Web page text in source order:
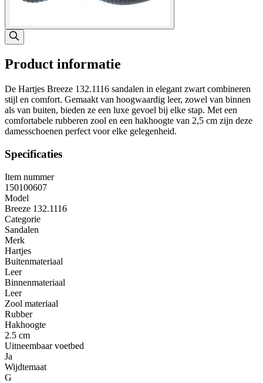
Product informatie
De Hartjes Breeze 132.1116 sandalen in elegant zwart combineren
stijl en comfort. Gemaakt van hoogwaardig leer, zowel van binnen
als van buiten, bieden ze een luxe gevoel bij elke stap. Met een
comfortabele rubberen zool en een hakhoogte van 2,5 cm zijn deze
damesschoenen perfect voor elke gelegenheid.
Specificaties
Item nummer
150100607
Model
Breeze 132.1116
Categorie
Sandalen
Merk
Hartjes
Buitenmateriaal
Leer
Binnenmateriaal
Leer
Zool materiaal
Rubber
Hakhoogte
2.5 cm
Uitneembaar voetbed
Ja
Wijdtemaat
G